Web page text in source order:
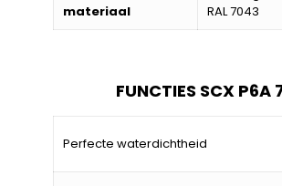
materiaal
RAL 7043
FUNCTIES SCX P6A
Perfecte waterdichtheid